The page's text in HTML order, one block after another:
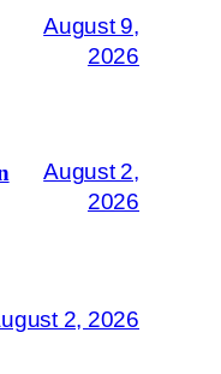
August 9,
2026
August 2,
2026
2, 2026